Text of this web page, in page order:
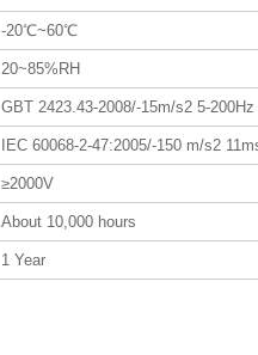
-20℃~60℃
20~85%RH
GBT 2423.43-2008/-15m/s2 5-200Hz
IEC 60068-2-47:2005/-150 m/s2
≥2000V
About 10,000 hours
1 Year